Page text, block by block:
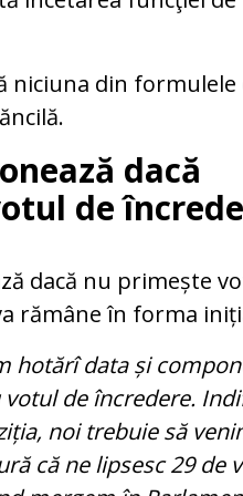
niciuna din formulele
dacă
de
dacă nu primește
rămâne în forma
hotărî data și
de încredere.
noi trebuie să
că ne lipsesc 29 de